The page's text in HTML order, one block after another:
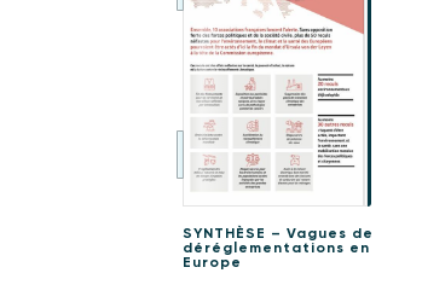
SYNTHÈSE – Vagues de
déréglementations en
Europe